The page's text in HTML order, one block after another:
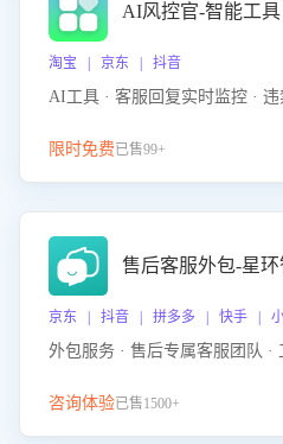
AI风控官-智能工具
淘宝 | 京东 | 抖音
AI工具 · 客服回复实时监控 ·
限时免费已售99+
售后客服外包-星环
京东 | 抖音 | 拼多多 | 快手 |
外包服务 · 售后专属客服团队 ·
咨询体验已售1500+